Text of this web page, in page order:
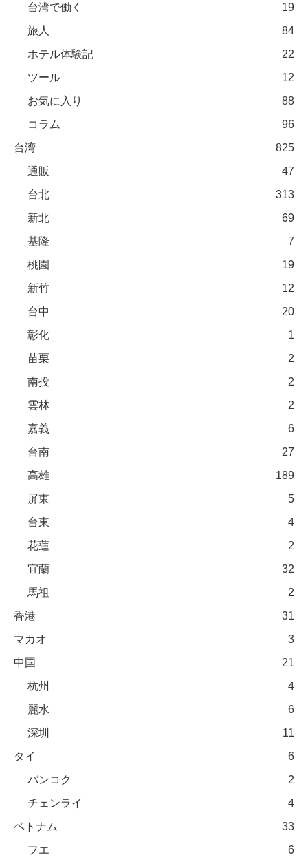
台湾で働く
19
旅人
84
ホテル体験記
22
ツール
12
お気に入り
88
コラム
96
台湾
825
通販
47
台北
313
新北
69
基隆
7
桃園
19
新竹
12
台中
20
彰化
1
苗栗
2
南投
2
雲林
2
嘉義
6
台南
27
高雄
189
屏東
5
台東
4
花蓮
2
宜蘭
32
馬祖
2
香港
31
マカオ
3
中国
21
杭州
4
麗水
6
深圳
11
タイ
6
バンコク
2
チェンライ
4
ベトナム
33
フエ
6